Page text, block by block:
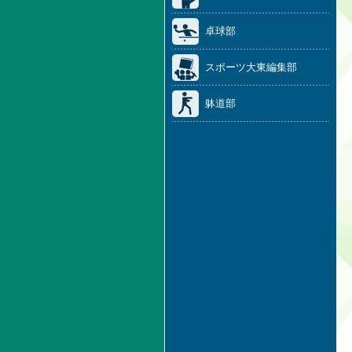
卓球部
スポーツ大東編集部
躰道部